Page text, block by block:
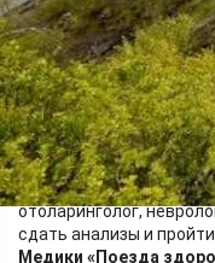
Фото:
КрасЖД
Передвижной
«Доктор Войно-
в двух западных
и Назаровском.
Пациентов примут
отоларинголог,
сдать анализы и
Медики «Поезда